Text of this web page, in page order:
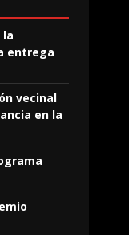
la
entrega
vecinal
en la